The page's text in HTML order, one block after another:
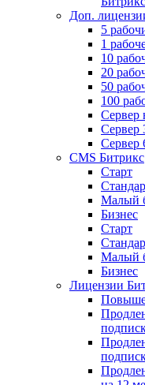
Доп.
5
1
10
20
50
100
Сервер
Сервер
Сервер
CMS Битрикс
Старт
Малый
Бизнес
Старт
Малый
Бизнес
Лицензии